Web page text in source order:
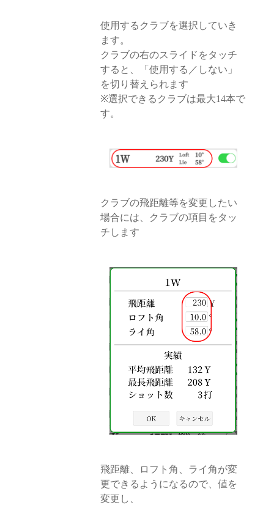
使用するクラブを選択していき
ます。
クラブの右のスライドをタッチ
すると、「使用する／しない」
を切り替えられます
※選択できるクラブは最大14本で
す。
クラブの飛距離等を変更したい
場合には、クラブの項目をタッ
チします
飛距離、ロフト角、ライ角が変
更できるようになるので、値を
変更し、